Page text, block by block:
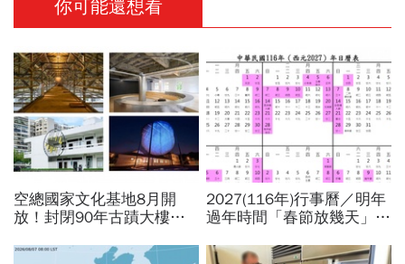
你可能還想看
空總國家文化基地8月開
放！封閉90年古蹟大樓打
2026」這天登場，16件作
2027(116年)行事曆／明年
過年時間「春節放幾天」、
天以上有9個：請假懶人包